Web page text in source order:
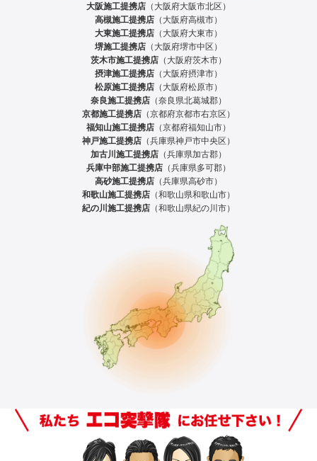
大阪施工提携店 （大阪府大阪市北区）
高槻施工提携店 （大阪府高槻市）
大東施工提携店 （大阪府大東市）
堺施工提携店 （大阪府堺市中区）
茨木市施工提携店 （大阪府茨木市）
摂津施工提携店 （大阪府摂津市）
松原施工提携店 （大阪府松原市）
奈良施工提携店 （奈良県北葛城郡）
京都施工提携店 （京都府京都市右京区）
福知山施工提携店 （京都府福知山市）
神戸施工提携店 （兵庫県神戸市中央区）
加古川施工提携店 （兵庫県加古郡）
兵庫中部施工提携店 （兵庫県多可郡）
高砂施工提携店 （兵庫県高砂市）
和歌山施工提携店 （和歌山県和歌山市）
紀の川施工提携店 （和歌山県紀の川市）